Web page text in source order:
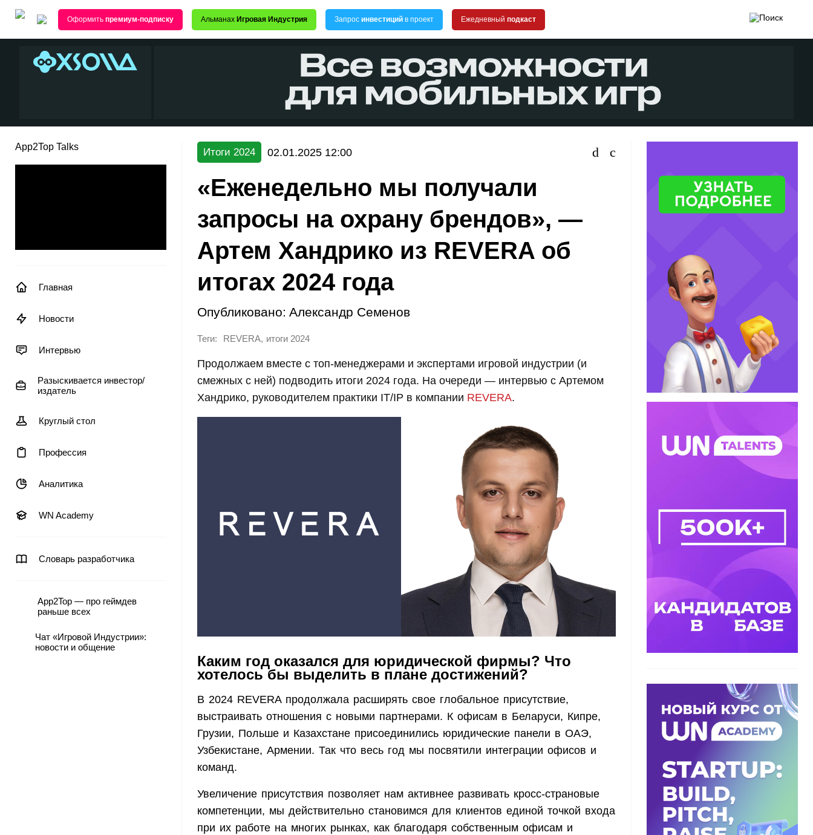
Оформить премиум-подписку Альманах Игровая Индустрия Запрос инвестиций в проект Ежедневный подкаст
App2Top Talks
Главная
Новости
Интервью
Разыскивается инвестор/
издатель
Круглый стол
Профессия
Аналитика
WN Academy
Словарь разработчика
App2Top — про геймдев
раньше всех
Чат «Игровой Индустрии»:
новости и общение
Итоги 2024 02.01.2025 12:00
«Еженедельно мы получали
запросы на охрану брендов», —
Артем Хандрико из REVERA об
итогах 2024 года
Опубликовано: Александр Семенов
Теги: REVERA, итоги 2024
Продолжаем вместе с топ-менеджерами и экспертами игровой индустрии (и
смежных с ней) подводить итоги 2024 года. На очереди — интервью с Артемом
Хандрико, руководителем практики IT/IP в компании REVERA.
Каким год оказался для юридической фирмы? Что
хотелось бы выделить в плане достижений?
В 2024 REVERA продолжала расширять свое глобальное присутствие,
выстраивать отношения с новыми партнерами. К офисам в Беларуси, Кипре,
Грузии, Польше и Казахстане присоединились юридические панели в ОАЭ,
Узбекистане, Армении. Так что весь год мы посвятили интеграции офисов и
команд.
Увеличение присутствия позволяет нам активнее развивать кросс-страновые
компетенции, мы действительно становимся для клиентов единой точкой входа
при их работе на многих рынках, как благодаря собственным офисам и